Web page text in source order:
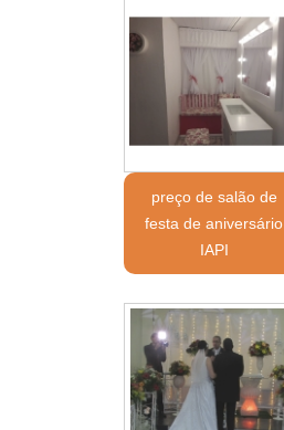
preço de salão de
festa de aniversário
IAPI